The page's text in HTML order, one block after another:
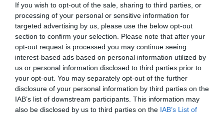
If you wish to opt-out of the sale, sharing to third parties, or
processing of your personal or sensitive information for
targeted advertising by us, please use the below opt-out
section to confirm your selection. Please note that after your
opt-out request is processed you may continue seeing
interest-based ads based on personal information utilized by
us or personal information disclosed to third parties prior to
your opt-out. You may separately opt-out of the further
disclosure of your personal information by third parties on the
IAB’s list of downstream participants. This information may
also be disclosed by us to third parties on the IAB’s List of
PRONEWS.GR /GOOD LIFE
Έχει συμβεί σε όλους: Να γιατί κάποια
τραγούδια μένουν «κολλημένα» στο
μυαλό μας για ημέρες
05.08.2026 | 14:02